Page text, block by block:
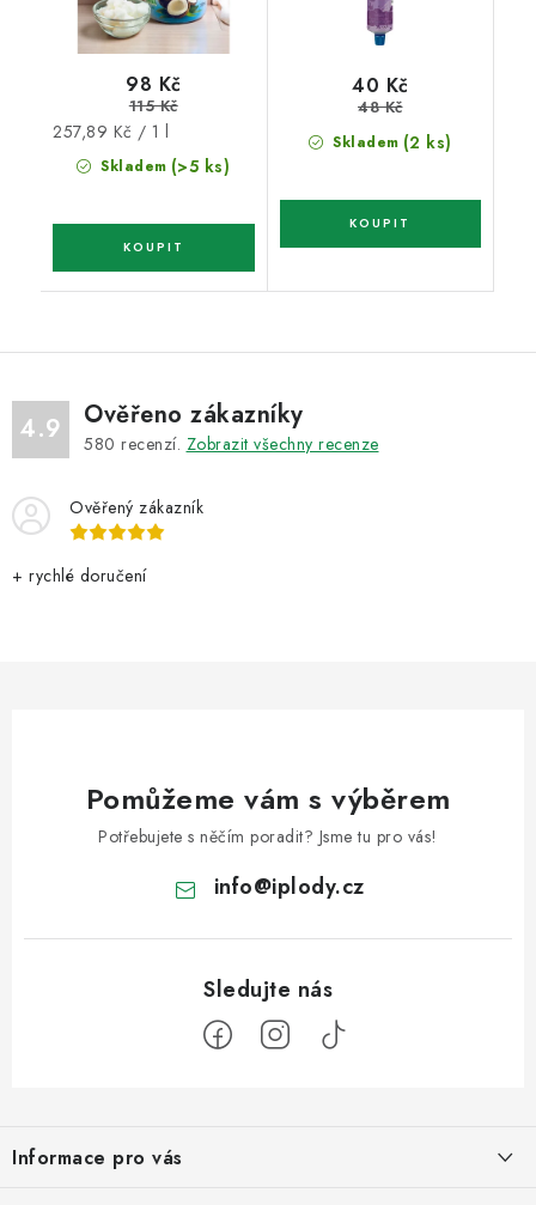
Skladem (>5 ks)
98 Kč
115 Kč
Měrná
cena:
257,89 Kč / 1 l Skladem (2 ks)
40 Kč
48 Kč
4.9 Ověřeno zákazníky
580 recenzí. Zobrazit všechny recenze
Ověřený zákazník
+ rychlé doručení
Pomůžeme vám s výběrem
Potřebujete s něčím poradit? Jsme tu pro vás!
info@iplody.cz
pInformace pro vás